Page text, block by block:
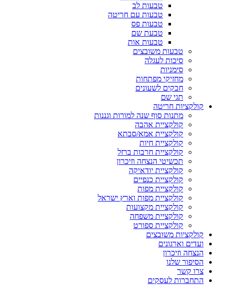
טבעות לב
טבעות עם חריטה
טבעות פס
טבעת שם
טבעות אות
טבעות משובצים
סיכות לעגלה
סימניות
מחזיקי מפתחות
חבקים לשעונים
תגי שם
קולקציות חריטה
מתנות סוף שנה למורות וגננות
קולקציית אהבה
קולקציית אמא/סבתא
קולקציית חיות
קולקציית חרבות ברזל
תכשיטי הנצחה וזיכרון
קולקציית יודאיקה
קולקציית כנפיים
קולקציית מפות
קולקציית מפות וארץ ישראל
קולקציית מקצועות
קולקציית משפחה
קולקציית ספורט
קולקציות משובצים
ועדים וארגונים
הנצחה וזיכרון
הסיפור שלנו
צרו קשר
התחברות לעסקים